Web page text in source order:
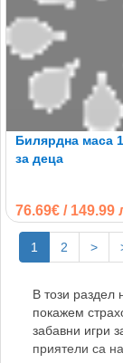
Билярдна маса
за деца
76.69€ / 149.99
1 2 >
В този раздел
покажем
забавни игри
приятели са